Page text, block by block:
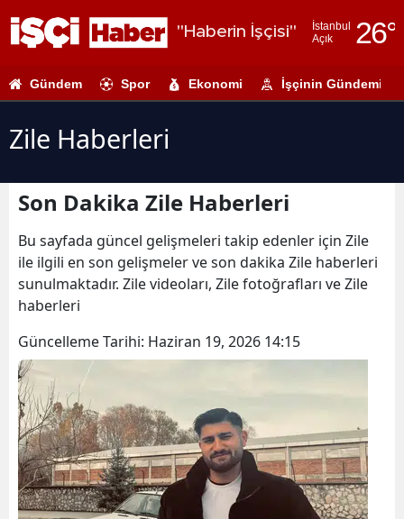
"Haberin İşçisi"
İstanbul
Açık
26°
Adıyaman
Ankara
Antalya
Bilecik
Bingöl
Bitlis
Gündem Spor Ekonomi İşçinin Gündemi
Zile Haberleri
Son Dakika Zile Haberleri
Bu sayfada güncel gelişmeleri takip edenler için Zile
ile ilgili en son gelişmeler ve son dakika Zile haberleri
sunulmaktadır. Zile videoları, Zile fotoğrafları ve Zile
haberleri
Güncelleme Tarihi: Haziran 19, 2026 14:15